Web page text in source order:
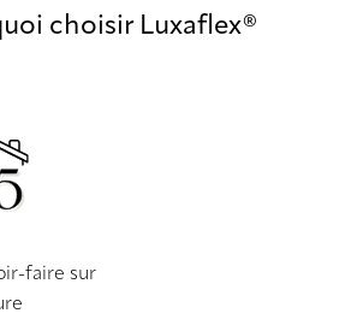
choisir Luxaflex®
faire sur